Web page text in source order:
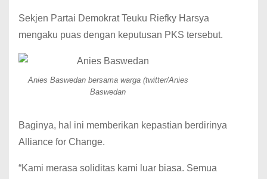
Sekjen Partai Demokrat Teuku Riefky Harsya
mengaku puas dengan keputusan PKS tersebut.
Anies Baswedan bersama warga (twitter/Anies
Baswedan
Baginya, hal ini memberikan kepastian berdirinya
Alliance for Change.
“Kami merasa soliditas kami luar biasa. Semua